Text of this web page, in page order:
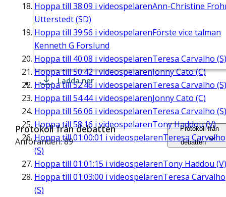
Hoppa till 38:09 i videospelarenAnn-Christine
Utterstedt (SD)
Hoppa till 39:56 i videospelarenFörste vice talman
Kenneth G Forslund
Hoppa till 40:08 i videospelarenTeresa Carvalho (S)
Hoppa till50:42i videospelarenJonny Cato (C)
Hoppa till52:46 i videospelarenTeresa Carvalho (S)
Hoppa till 54:44i videospelarenJonny Cato (C)
Hoppa till 56:06 i videospelarenTeresa Carvalho (S)
Hoppa till 58:16 i videospelarenTony Haddou (V)
Hoppa till01:00:01 i videospelarenTeresa Carvalho
(S)
Hoppa till 01:01:15 i videospelarenTony Haddou (V)
Hoppa till 01:03:00 i videospelarenTeresa Carvalho
(S)
Ladda ner
Protokoll från debatten
Anföranden: 89
Protokoll från
debatten